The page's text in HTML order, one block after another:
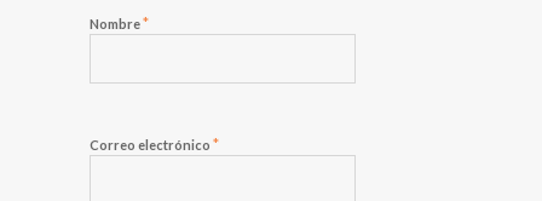
Nombre*
Correo electrónico *